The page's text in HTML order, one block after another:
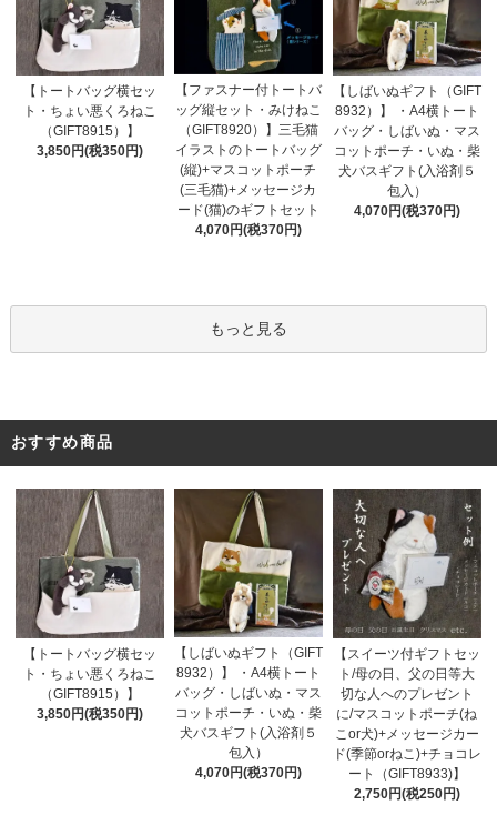
【トートバッグ横セッ
ト・ちょい悪くろねこ
（GIFT8915）】
3,850円(税350円)
【ファスナー付トートバ
ッグ縦セット・みけねこ
（GIFT8920）】三毛猫
イラストのトートバッグ
(縦)+マスコットポーチ
(三毛猫)+メッセージカ
ード(猫)のギフトセット
4,070円(税370円)
【しばいぬギフト（GIFT
8932）】 ・A4横トート
バッグ・しばいぬ・マス
コットポーチ・いぬ・柴
犬バスギフト(入浴剤５
包入）
4,070円(税370円)
もっと見る
おすすめ商品
【トートバッグ横セッ
ト・ちょい悪くろねこ
（GIFT8915）】
3,850円(税350円)
【しばいぬギフト（GIFT
8932）】 ・A4横トート
バッグ・しばいぬ・マス
コットポーチ・いぬ・柴
犬バスギフト(入浴剤５
包入）
4,070円(税370円)
【スイーツ付ギフトセッ
ト/母の日、父の日等大
切な人へのプレゼント
に/マスコットポーチ(ね
こor犬)+メッセージカー
ド(季節orねこ)+チョコレ
ート（GIFT8933)】
2,750円(税250円)